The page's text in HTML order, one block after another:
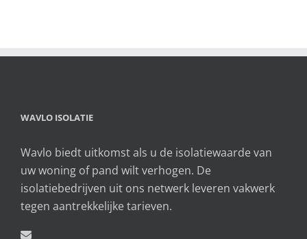
WAVLO ISOLATIE
Wavlo biedt uitkomst als u de isolatiewaarde van
uw woning of pand wilt verhogen. De
isolatiebedrijven uit ons netwerk leveren vakwerk
tegen aantrekkelijke tarieven.